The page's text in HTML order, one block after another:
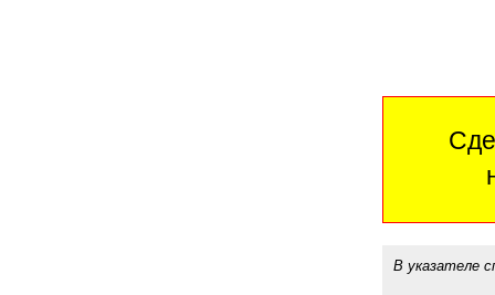
В указателе